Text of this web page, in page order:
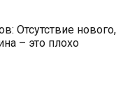
Отсутствие нового,
– это плохо